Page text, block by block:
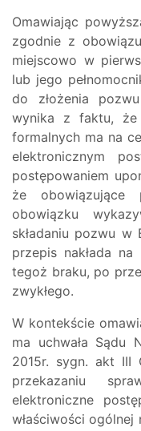
Omawiając
zgodnie z
miejscowo w
lub jego
do złożenia
wynika z faktu, że
formalnych ma na
elektronicznym
postępowaniem
że obowiązujące
obowiązku
składaniu pozwu
przepis nakłada na
tegoż braku, po
zwykłego.
W kontekście
ma uchwała Sądu
2015r. sygn. akt III
przekazaniu
elektroniczne
właściwości